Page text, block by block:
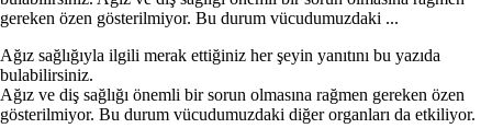
gereken özen gösterilmiyor. Bu durum vücudumuzdaki ...
Ağız sağlığıyla ilgili merak ettiğiniz her şeyin yanıtını bu yazıda
bulabilirsiniz.
Ağız ve diş sağlığı önemli bir sorun olmasına rağmen gereken özen
gösterilmiyor. Bu durum vücudumuzdaki diğer organları da etkiliyor.